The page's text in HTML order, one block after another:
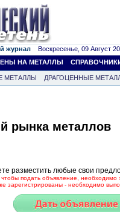
журнал Воскресенье, 09 Август
НА МЕТАЛЛЫ
МЕТАЛЛЫ
ДРАГОЦЕННЫЕ
рынка металлов
разместить любые свои
чтобы подать объявление, необходимо
зарегистрированы - необходимо